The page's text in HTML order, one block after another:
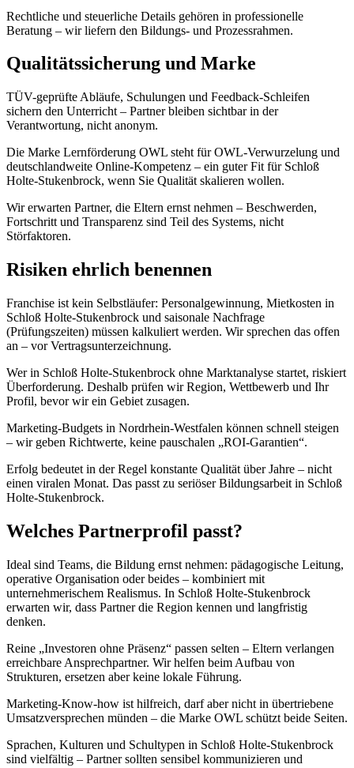
Rechtliche und steuerliche Details gehören in professionelle
Beratung – wir liefern den Bildungs- und Prozessrahmen.
Qualitätssicherung und Marke
TÜV-geprüfte Abläufe, Schulungen und Feedback-Schleifen
sichern den Unterricht – Partner bleiben sichtbar in der
Verantwortung, nicht anonym.
Die Marke Lernförderung OWL steht für OWL-Verwurzelung und
deutschlandweite Online-Kompetenz – ein guter Fit für Schloß
Holte-Stukenbrock, wenn Sie Qualität skalieren wollen.
Wir erwarten Partner, die Eltern ernst nehmen – Beschwerden,
Fortschritt und Transparenz sind Teil des Systems, nicht
Störfaktoren.
Risiken ehrlich benennen
Franchise ist kein Selbstläufer: Personalgewinnung, Mietkosten in
Schloß Holte-Stukenbrock und saisonale Nachfrage
(Prüfungszeiten) müssen kalkuliert werden. Wir sprechen das offen
an – vor Vertragsunterzeichnung.
Wer in Schloß Holte-Stukenbrock ohne Marktanalyse startet, riskiert
Überforderung. Deshalb prüfen wir Region, Wettbewerb und Ihr
Profil, bevor wir ein Gebiet zusagen.
Marketing-Budgets in Nordrhein-Westfalen können schnell steigen
– wir geben Richtwerte, keine pauschalen „ROI-Garantien“.
Erfolg bedeutet in der Regel konstante Qualität über Jahre – nicht
einen viralen Monat. Das passt zu seriöser Bildungsarbeit in Schloß
Holte-Stukenbrock.
Welches Partnerprofil passt?
Ideal sind Teams, die Bildung ernst nehmen: pädagogische Leitung,
operative Organisation oder beides – kombiniert mit
unternehmerischem Realismus. In Schloß Holte-Stukenbrock
erwarten wir, dass Partner die Region kennen und langfristig
denken.
Reine „Investoren ohne Präsenz“ passen selten – Eltern verlangen
erreichbare Ansprechpartner. Wir helfen beim Aufbau von
Strukturen, ersetzen aber keine lokale Führung.
Marketing-Know-how ist hilfreich, darf aber nicht in übertriebene
Umsatzversprechen münden – die Marke OWL schützt beide Seiten.
Sprachen, Kulturen und Schultypen in Schloß Holte-Stukenbrock
sind vielfältig – Partner sollten sensibel kommunizieren und